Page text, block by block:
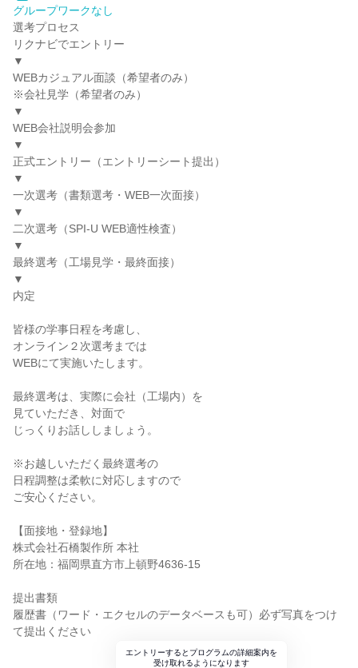
グループワークなし
選考プロセス
リクナビでエントリー
▼
WEBカジュアル面談（希望者のみ）
※会社見学（希望者のみ）
▼
WEB会社説明会参加
▼
正式エントリー（エントリーシート提出）
▼
一次選考（書類選考・WEB一次面接）
▼
二次選考（SPI-U WEB適性検査）
▼
最終選考（工場見学・最終面接）
▼
内定
皆様の学事日程を考慮し、
オンライン２次選考までは
WEBにて実施いたします。
最終選考は、実際に会社（工場内）を
見ていただき、対面で
じっくりお話ししましょう。
※お越しいただく最終選考の
日程調整は柔軟に対応しますので
ご安心ください。
【面接地・登録地】
株式会社石橋製作所 本社
所在地：福岡県直方市上頓野4636-15
提出書類
履歴書（ワード・エクセルのデータベースも可）必ず写真をつけ
て提出ください
エントリーするとプログラムの詳細案内を
受け取れるようになります